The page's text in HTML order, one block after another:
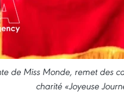
de Miss Monde, remet des
charité «Joyeuse